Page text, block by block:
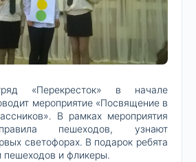
«Перекресток» в начале
мероприятие «Посвящение в
В рамках мероприятия
пешеходов, узнают
светофорах. В подарок ребята
пешеходов и фликеры.